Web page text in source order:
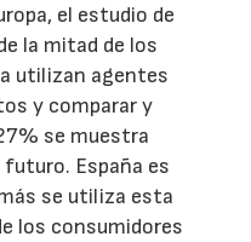
el estudio de
la mitad de los
utilizan agentes
y comparar y
se muestra
España es
se utiliza esta
los consumidores